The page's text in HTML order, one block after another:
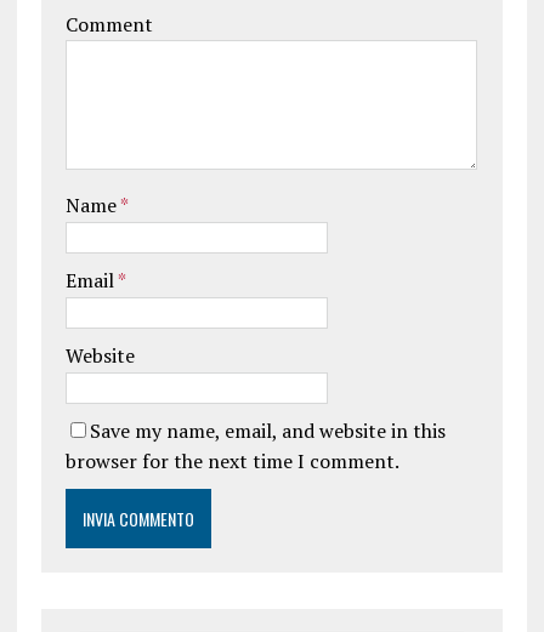
Comment
Name*
Email*
Website
Save my name, email, and website in this
browser for the next time I comment.